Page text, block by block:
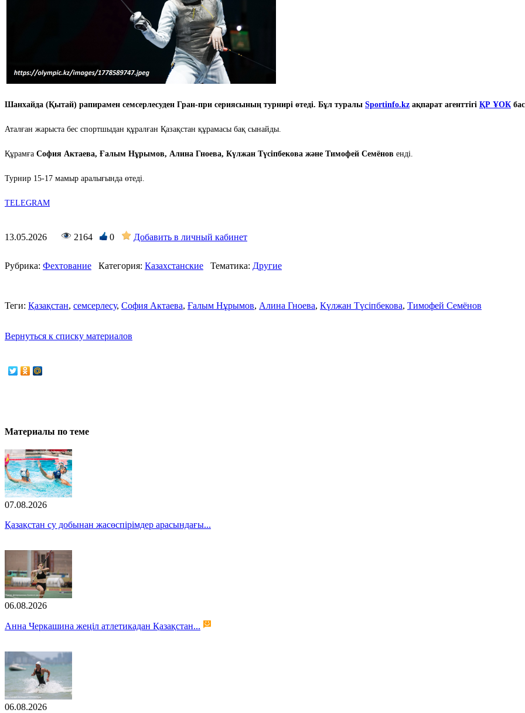
Шанхайда (Қытай) рапирамен семсерлесуден Гран-при сериясының турнирі өтеді. Бұл туралы Sportinfo.kz ақпарат агенттігі ҚР ҰОК
Аталған жарыста бес спортшыдан құралған Қазақстан құрамасы бақ сынайды.
Құрамға София Актаева, Ғалым Нұрымов, Алина Гноева, Күлжан Түсіпбекова және Тимофей Семёнов енді.
Турнир 15-17 мамыр аралығында өтеді.
TELEGRAM
13.05.2026 2164 0 Добавить в личный кабинет
Рубрика: Фехтование Категория: Казахстанские Тематика: Другие
Теги: Қазақстан, семсерлесу, София Актаева, Ғалым Нұрымов, Алина Гноева, Күлжан Түсіпбекова, Тимофей Семёнов
Вернуться к списку материалов
Материалы по теме
07.08.2026
Қазақстан су добынан жасөспірімдер арасындағы...
06.08.2026
Анна Черкашина жеңіл атлетикадан Қазақстан...
06.08.2026